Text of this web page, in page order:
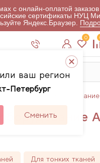
с онлайн-оплатой
сертификаты НУЦ
Яндекс.Браузер.
ваш регион
Петербург
Сменить
0
Швейное оборудование
Для тонких тканей